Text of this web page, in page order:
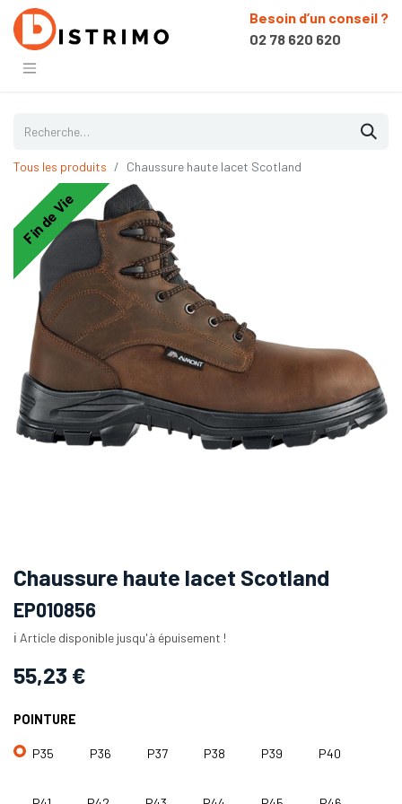
Besoin d’un conseil ?
02 78 620 620
Tous les produits Chaussure haute lacet Scotland
Fin de Vie
Chaussure haute lacet Scotland
EP010856
ℹ️ Article disponible jusqu'à épuisement !
55,23 €
POINTURE
P35 P36 P37 P38 P39 P40